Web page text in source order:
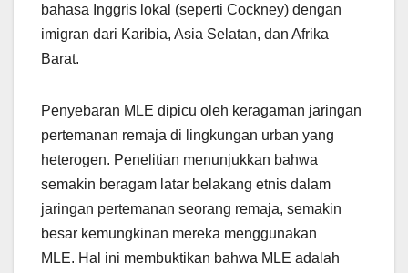
bahasa Inggris lokal (seperti Cockney) dengan
imigran dari Karibia, Asia Selatan, dan Afrika
Barat.
Penyebaran MLE dipicu oleh keragaman jaringan
pertemanan remaja di lingkungan urban yang
heterogen. Penelitian menunjukkan bahwa
semakin beragam latar belakang etnis dalam
jaringan pertemanan seorang remaja, semakin
besar kemungkinan mereka menggunakan
MLE. Hal ini membuktikan bahwa MLE adalah